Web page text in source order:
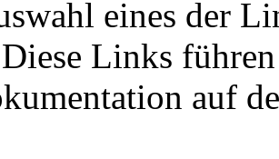
eines der
Links
auf